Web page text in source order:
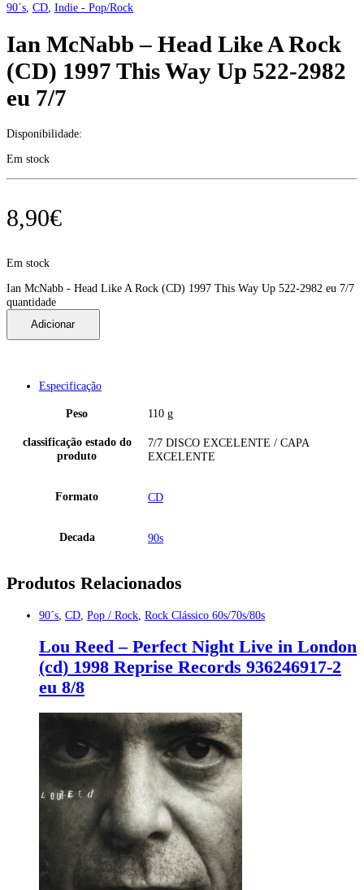
90´s, CD, Indie - Pop/Rock
Ian McNabb – Head Like A Rock
(CD) 1997 This Way Up 522-2982
eu 7/7
Disponibilidade:
Em stock
8,90€
Em stock
Ian McNabb - Head Like A Rock (CD) 1997 This Way Up 522-2982 eu 7/7
quantidade
Adicionar
Especificação
Peso 110 g
classificação estado do
produto
7/7 DISCO EXCELENTE / CAPA
EXCELENTE
Formato CD
Decada 90s
Produtos Relacionados
90´s CD Pop / Rock Rock Clássico 60s/70s/80s
Lou Reed – Perfect Night Live in London
(cd) 1998 Reprise Records 936246917-2
eu 8/8